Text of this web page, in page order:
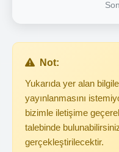
Not:
Yukarıda yer alan
yayınlanmasını
bizimle iletişime
talebinde
gerçekleştirilecektir.